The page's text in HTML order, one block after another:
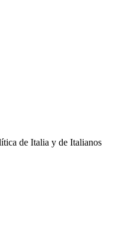
de Italia y de Italianos